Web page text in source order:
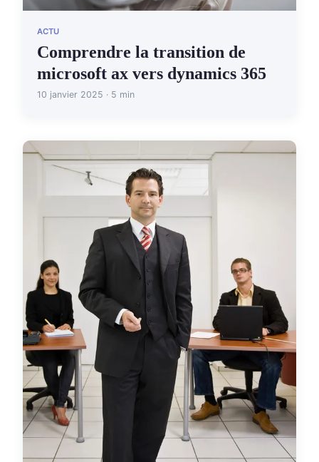
ACTU
Comprendre la transition de
microsoft ax vers dynamics 365
10 janvier 2025 · 5 min